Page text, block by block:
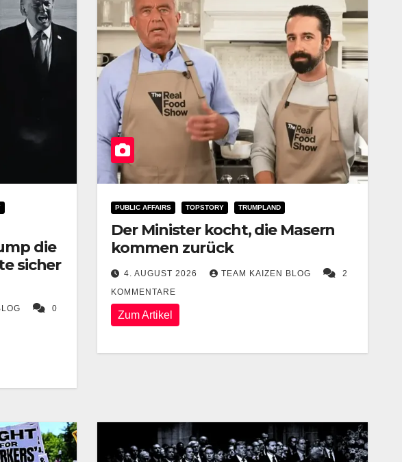
die
sicher
0
PUBLIC AFFAIRS TOPSTORY TRUMPLAND
Der Minister kocht, die Masern
kommen zurück
4. AUGUST 2026 TEAM KAIZEN BLOG
2
KOMMENTARE
Zum Artikel